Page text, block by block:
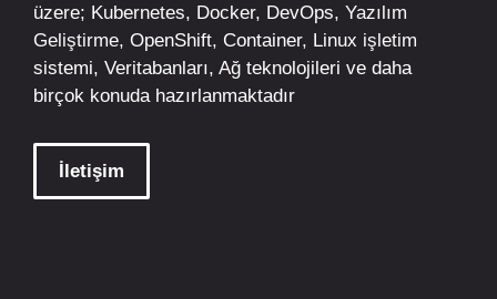
üzere; Kubernetes, Docker, DevOps, Yazılım
Geliştirme, OpenShift, Container, Linux işletim
sistemi, Veritabanları, Ağ teknolojileri ve daha
birçok konuda hazırlanmaktadır
İletişim